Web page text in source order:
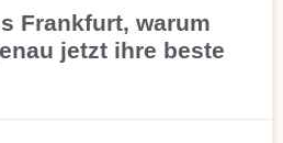
Frankfurt, warum
jetzt ihre beste